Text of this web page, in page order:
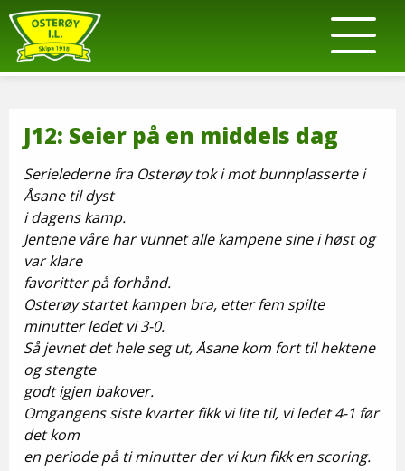
J12: Seier på en middels dag
Serielederne fra Osterøy tok i mot bunnplasserte i
Åsane til dyst
i dagens kamp.
Jentene våre har vunnet alle kampene sine i høst og
var klare
favoritter på forhånd.
Osterøy startet kampen bra, etter fem spilte
minutter ledet vi 3-0.
Så jevnet det hele seg ut, Åsane kom fort til hektene
og stengte
godt igjen bakover.
Omgangens siste kvarter fikk vi lite til, vi ledet 4-1 før
det kom
en periode på ti minutter der vi kun fikk en scoring.